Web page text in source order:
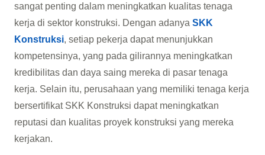
sangat penting dalam meningkatkan kualitas tenaga
kerja di sektor konstruksi. Dengan adanya SKK
Konstruksi, setiap pekerja dapat menunjukkan
kompetensinya, yang pada gilirannya meningkatkan
kredibilitas dan daya saing mereka di pasar tenaga
kerja. Selain itu, perusahaan yang memiliki tenaga kerja
bersertifikat SKK Konstruksi dapat meningkatkan
reputasi dan kualitas proyek konstruksi yang mereka
kerjakan.